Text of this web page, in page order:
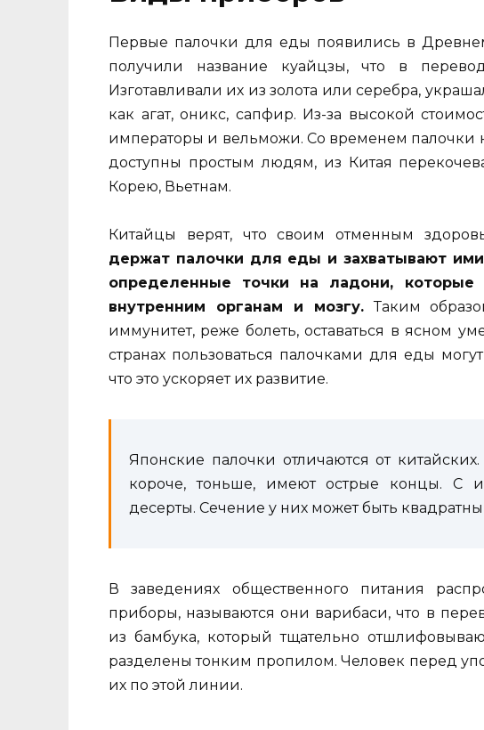
Первые палочки для еды появились в
получили название куайцзы, что в
Изготавливали их из золота или серебра,
как агат, оникс, сапфир. Из-за высокой
императоры и вельможи. Со временем палочки
доступны простым людям, из Китая
Корею, Вьетнам.
Китайцы верят, что своим отменным
держат палочки для еды и захватывают
определенные точки на ладони,
внутренним органам и мозгу.Таким
иммунитет, реже болеть, оставаться в ясном
странах пользоваться палочками для еды
что это ускоряет их развитие.
Японские палочки отличаются от
короче, тоньше, имеют острые концы. С
десерты. Сечение у них может быть
В заведениях общественного питания
приборы, называются они варибаси, что в
из бамбука, который тщательно
разделены тонким пропилом. Человек перед
их по этой линии.